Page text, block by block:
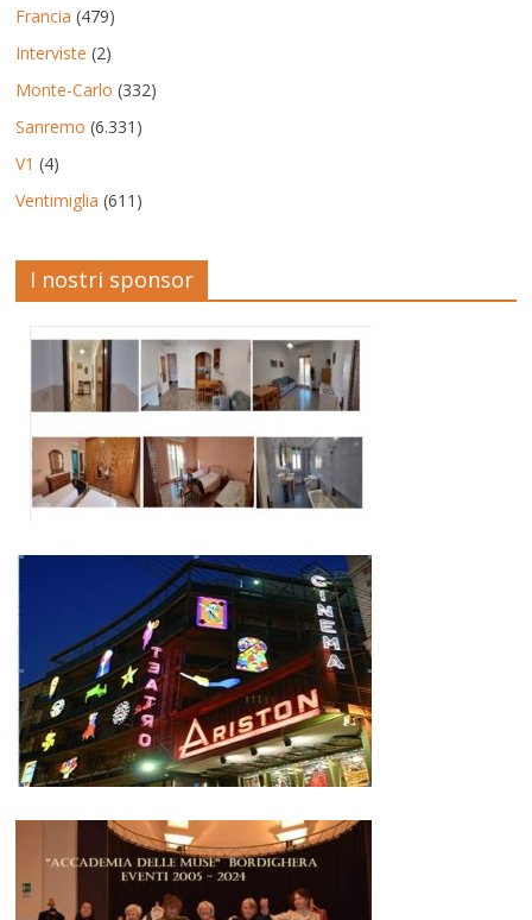
Francia (479)
Interviste (2)
Monte-Carlo (332)
Sanremo (6.331)
V1 (4)
Ventimiglia (611)
I nostri sponsor